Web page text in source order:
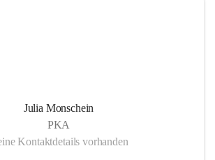
Julia Monschein
PKA
Kontaktdetails vorhanden